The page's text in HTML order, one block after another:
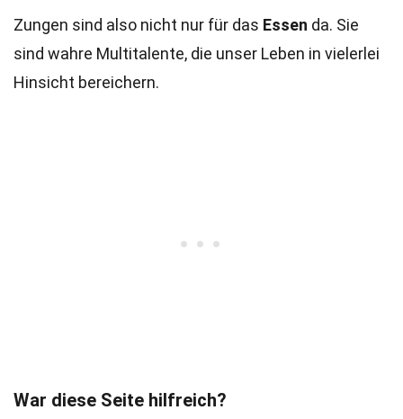
Zungen sind also nicht nur für das Essen da. Sie
sind wahre Multitalente, die unser Leben in vielerlei
Hinsicht bereichern.
War diese Seite hilfreich?